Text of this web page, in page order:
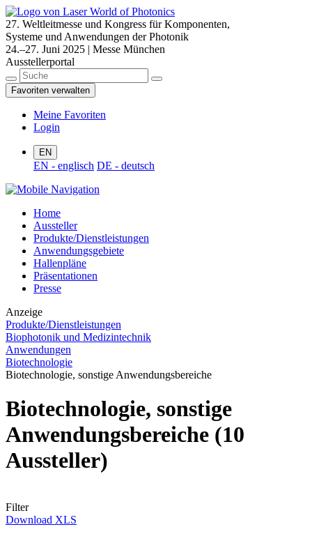
27. Weltleitmesse und Kongress für Komponenten,
Systeme und Anwendungen der Photonik
24.–27. Juni 2025 | Messe München
Ausstellerportal
Favoriten verwalten
Meine Favoriten
Login
EN
EN - englisch DE - deutsch
Home
Aussteller
Produkte/Dienstleistungen
Anwendungsgebiete
Hallenpläne
Präsentationen
Presse
Anzeige
Produkte/Dienstleistungen
Biophotonik und Medizintechnik
Anwendungen
Biotechnologie
Biotechnologie, sonstige Anwendungsbereiche
Biotechnologie, sonstige
Anwendungsbereiche (10
Aussteller)
Filter
Download XLS